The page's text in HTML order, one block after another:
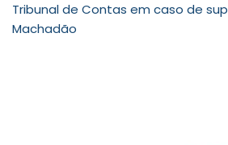
Tribunal de Contas em caso de
Machadão